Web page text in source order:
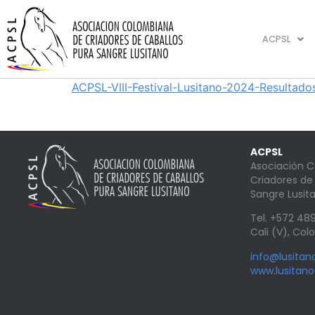
ACPSL
ACPSL-VIII-Festival-Lusitano-2024-
ACPSL
Asociación
Criadores
Sangre
Tel. +572
Cali (V),